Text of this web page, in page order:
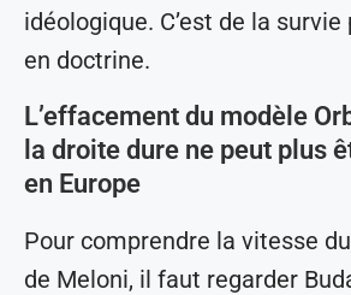
idéologique. C’est de la
en doctrine.
L’effacement du modèle
la droite dure ne peut plus
en Europe
Pour comprendre la vitesse
de Meloni, il faut regarder